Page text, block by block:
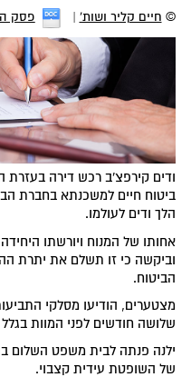
© חיים קליר ושות' פסק
ודים קירפצ'ב רכש דירה
ביטוח חיים למשכנתא בחברת
הלך ודים לעולמו.
אחותו של המנוח ויורשתו
וביקשה כי זו תשלם את יתרת
הביטוח.
מצטערים, הודיעו מסלקי
שלושה חודשים לפני המוות בגלל חוב
ילנה פנתה לבית משפט השלום
של השופטת עידית קצבוי.